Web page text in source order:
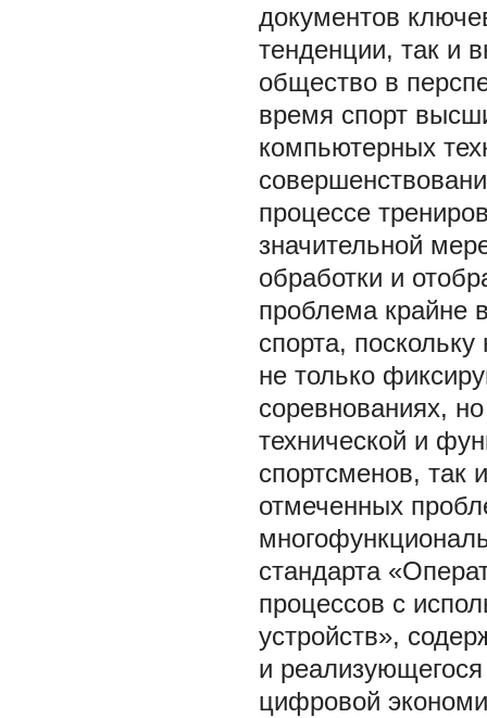
документов
тенденции, так и
общество в
время спорт
компьютерных
процессе
значительной
обработки и
проблема крайне
спорта,
не только
соревнованиях,
технической и
спортсменов, так
отмеченных
стандарта
процессов с
устройств»,
и
цифровой